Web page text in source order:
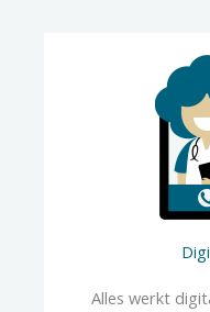
Alles werkt